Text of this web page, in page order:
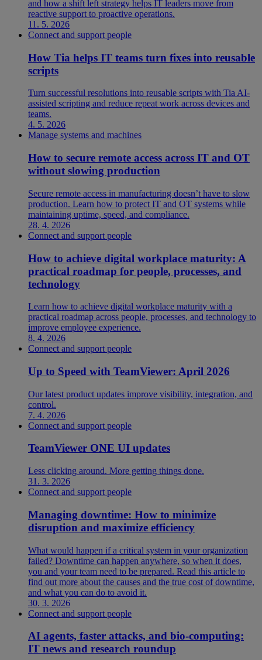
and how a shift left strategy helps IT leaders move from
reactive support to proactive operations.
11. 5. 2026
Connect and support people
How Tia helps IT teams turn fixes into reusable
scripts
Turn successful resolutions into reusable scripts with Tia AI-
assisted scripting and reduce repeat work across devices and
teams.
4. 5. 2026
Manage systems and machines
How to secure remote access across IT and OT
without slowing production
Secure remote access in manufacturing doesn’t have to slow
production. Learn how to protect IT and OT systems while
maintaining uptime, speed, and compliance.
28. 4. 2026
Connect and support people
How to achieve digital workplace maturity: A
practical roadmap for people, processes, and
technology
Learn how to achieve digital workplace maturity with a
practical roadmap across people, processes, and technology to
improve employee experience.
8. 4. 2026
Connect and support people
Up to Speed with TeamViewer: April 2026
Our latest product updates improve visibility, integration, and
control.
7. 4. 2026
Connect and support people
TeamViewer ONE UI updates
Less clicking around. More getting things done.
31. 3. 2026
Connect and support people
Managing downtime: How to minimize
disruption and maximize efficiency
What would happen if a critical system in your organization
failed? Downtime can happen anywhere, so when it does,
you and your team need to be prepared. Read this article to
find out more about the causes and the true cost of downtime,
and what you can do to avoid it.
30. 3. 2026
Connect and support people
AI agents, faster attacks, and bio-computing:
IT news and research roundup